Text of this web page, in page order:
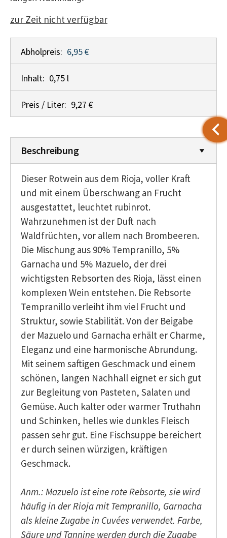
zur Zeit nicht verfügbar
Abholpreis: 6,95 €
Inhalt: 0,75 l
Preis / Liter: 9,27 €
Beschreibung
Dieser Rotwein aus dem Rioja, voller Kraft
und mit einem Überschwang an Frucht
ausgestattet, leuchtet rubinrot.
Wahrzunehmen ist der Duft nach
Waldfrüchten, vor allem nach Brombeeren.
Die Mischung aus 90% Tempranillo, 5%
Garnacha und 5% Mazuelo, der drei
wichtigsten Rebsorten des Rioja, lässt einen
komplexen Wein entstehen. Die Rebsorte
Tempranillo verleiht ihm viel Frucht und
Struktur, sowie Stabilität. Von der Beigabe
der Mazuelo und Garnacha erhält er Charme,
Eleganz und eine harmonische Abrundung.
Mit seinem saftigen Geschmack und einem
schönen, langen Nachhall eignet er sich gut
zur Begleitung von Pasteten, Salaten und
Gemüse. Auch kalter oder warmer Truthahn
und Schinken, helles wie dunkles Fleisch
passen sehr gut. Eine Fischsuppe bereichert
er durch seinen würzigen, kräftigen
Geschmack.
Anm.: Mazuelo ist eine rote Rebsorte, sie wird
häufig in der Rioja mit Tempranillo, Garnacha
als kleine Zugabe in Cuvées verwendet. Farbe,
Säure und Tannine werden durch die Zugabe